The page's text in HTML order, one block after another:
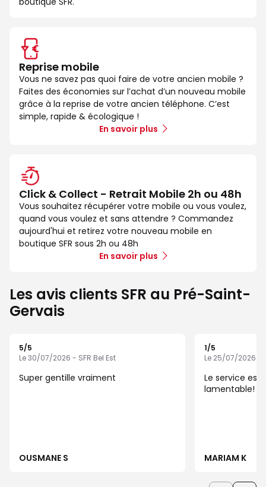
Reprise mobile
Vous ne savez pas quoi faire de votre ancien mobile ?
Faites des économies sur l’achat d’un nouveau mobile
grâce à la reprise de votre ancien téléphone. C’est
simple, rapide & écologique !
En savoir plus
Click & Collect - Retrait Mobile 2h ou 48h
Vous souhaitez récupérer votre mobile ou vous voulez,
quand vous voulez et sans attendre ? Commandez
aujourd'hui et retirez votre nouveau mobile en
boutique SFR sous 2h ou 48h
En savoir plus
Les avis clients SFR au Pré-Saint-
Gervais
5/5
Le 30/07/2026 - SFR Bel Est
Super gentille vraiment
OUSMANE S
1/5
Le 25/07/2026 -
Le service
lamentable!
MARIAM K